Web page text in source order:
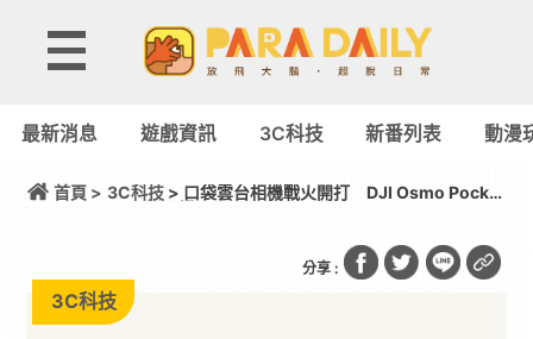
最新消息 遊戲資訊 3C科技 新番列表 動漫
首頁 > 3C科技> 口袋雲台相機戰火開打 DJI Osmo Pocket
分享 :
3C科技